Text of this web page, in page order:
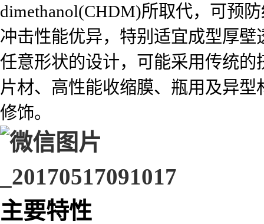
dimethanol(CHDM)所取代，可预
冲击性能优异，特别适宜成型厚
任意形状的设计，可能采用传统
片材、高性能收缩膜、瓶用及异
修饰。
主要特性